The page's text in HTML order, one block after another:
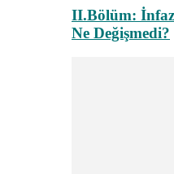
II.Bölüm:
Ne Değişmedi?